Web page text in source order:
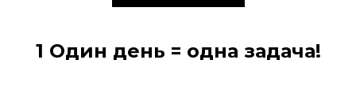
1 Один день = одна задача!